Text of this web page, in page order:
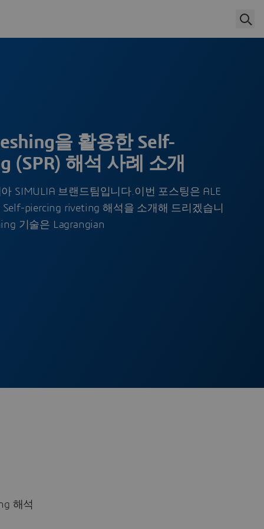
을 활용한 Self-
(SPR) 해석 사례 소개
SIMULIA 브랜드팀입니다.​​이번 포스팅은 ALE
piercing riveting 해석을 소개해 드리겠습니
기술은 Lagrangian
해석